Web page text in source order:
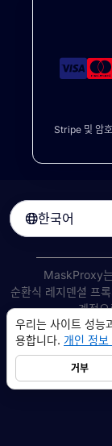
Stripe 및 암
한국어
MaskProxy
순환식 레지덴셜 프록
계적
©2026AIWAY
서비스 약관개인 정
우리는 사이트 성능
용합니다. 개인 정보
거부